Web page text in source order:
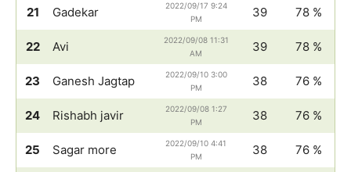
21 Gadekar
2022/09/17 9:24
PM
39 78 %
22 Avi
2022/09/08 11:31
AM
39 78 %
23 Ganesh Jagtap
2022/09/10 3:00
PM
38 76 %
24 Rishabh javir
2022/09/08 1:27
PM
38 76 %
25 Sagar more
2022/09/10 4:41
PM
38 76 %